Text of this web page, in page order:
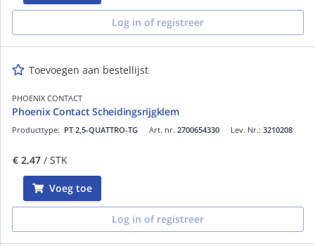
Log in of registreer
Toevoegen aan bestellijst
PHOENIX CONTACT
Phoenix Contact Scheidingsrijgklem
Art. nr. 2700654330
Producttype: PT 2,5-QUATTRO-TG Lev. Nr.: 3210208
€ 2,47 / STK
Voeg toe
Log in of registreer